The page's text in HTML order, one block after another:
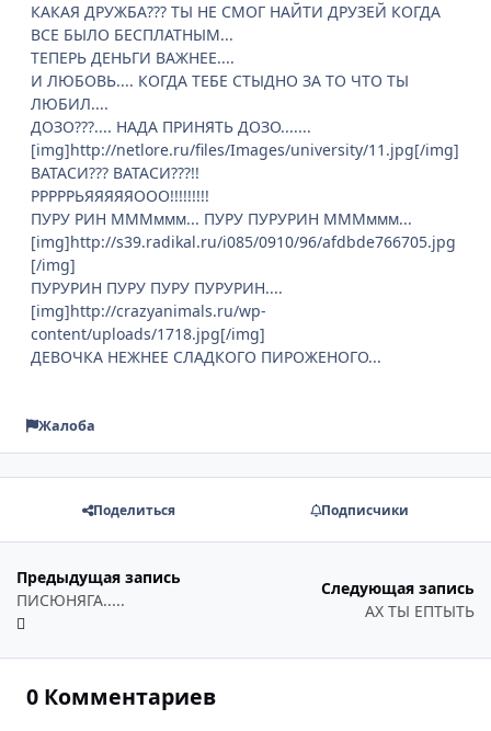
КАКАЯ ДРУЖБА??? ТЫ НЕ СМОГ НАЙТИ ДРУЗЕЙ КОГДА
ВСЕ БЫЛО БЕСПЛАТНЫМ...
ТЕПЕРЬ ДЕНЬГИ ВАЖНЕЕ....
И ЛЮБОВЬ.... КОГДА ТЕБЕ СТЫДНО ЗА ТО ЧТО ТЫ
ЛЮБИЛ....
ДОЗО???.... НАДА ПРИНЯТЬ ДОЗО.......
[img]http://netlore.ru/files/Images/university/11.jpg[/img]
ВАТАСИ??? ВАТАСИ???!!
РРРРРЬЯЯЯЯЯООО!!!!!!!!!
ПУРУ РИН МММммм... ПУРУ ПУРУРИН МММммм...
[img]http://s39.radikal.ru/i085/0910/96/afdbde766705.jpg
[/img]
ПУРУРИН ПУРУ ПУРУ ПУРУРИН....
[img]http://crazyanimals.ru/wp-
content/uploads/1718.jpg[/img]
ДЕВОЧКА НЕЖНЕЕ СЛАДКОГО ПИРОЖЕНОГО...
Жалоба
Поделиться Подписчики
Предыдущая запись
ПИСЮНЯГА.....
Следующая запись
АХ ТЫ ЕПТЫТЬ
0 Комментариев